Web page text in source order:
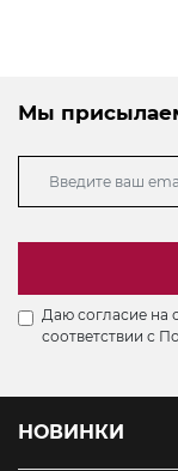
Мы
Даю согласие на
соответствии с
НОВИНКИ